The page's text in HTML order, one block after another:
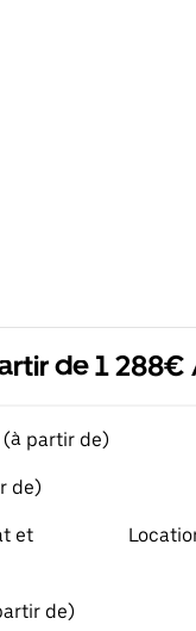
de 1 288€
partir de)
de)
et
de)